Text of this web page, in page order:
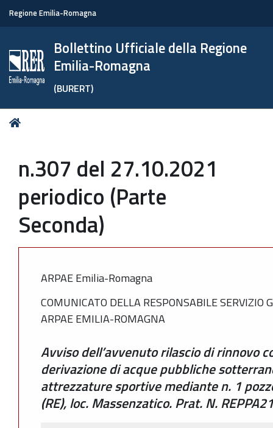
Regione Emilia-Romagna
Bollettino Ufficiale della Regione
Emilia-Romagna
(BURERT)
Tu
n.307 del 27.10.2021
periodico (Parte
Seconda)
ARPAE Emilia-Romagna
COMUNICATO DELLA RESPONSABILE SERVIZIO
ARPAE EMILIA-ROMAGNA
Avviso dell’avvenuto rilascio di rinnovo
derivazione di acque pubbliche
attrezzature sportive mediante n. 1
(RE), loc. Massenzatico. Prat. N.